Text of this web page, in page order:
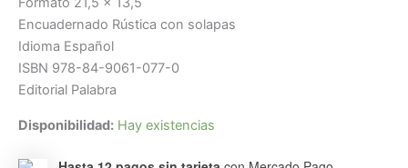
Encuadernado Rústica con solapas
Idioma Español
ISBN 978-84-9061-077-0
Editorial Palabra
Disponibilidad: Hay existencias